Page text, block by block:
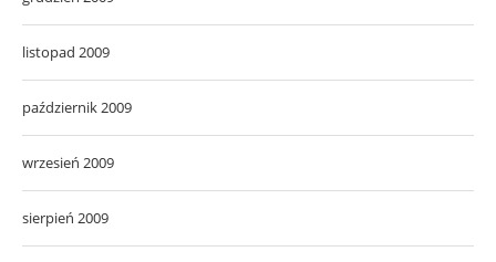
listopad 2009
październik 2009
wrzesień 2009
sierpień 2009